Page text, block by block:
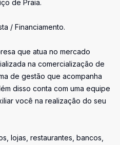
de Praia.
/ Financiamento.
que atua no mercado
na comercialização de
de gestão que acompanha
disso conta com uma equipe
você na realização do seu
lojas, restaurantes, bancos,